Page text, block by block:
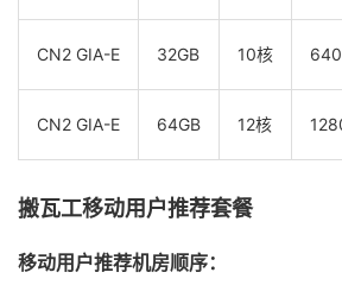
CN2 GIA-E 32GB 10核
CN2 GIA-E 64GB 12核
搬瓦工移动用户推荐套餐
移动用户推荐机房顺序：